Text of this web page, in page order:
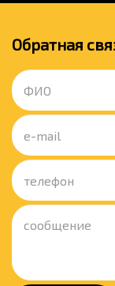
Обратная